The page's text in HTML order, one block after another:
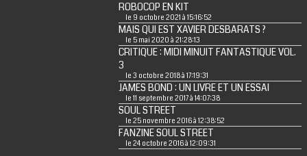
ROBOCOP EN KIT
le 9 octobre 2021 à 15:16:52
MAIS QUI EST XAVIER DESBARATS ?
le 5 mai 2020 à 21:28:13
CRITIQUE : MIDI MINUIT FANTASTIQUE VOL.
3
le 3 octobre 2018 à 17:19:31
JAMES BOND : UN LIVRE ET UN ESSAI
le 11 septembre 2017 à 14:07:38
SOUL STREET
le 25 novembre 2016 à 12:38:52
FANZINE SOUL STREET
le 24 octobre 2016 à 12:09:31